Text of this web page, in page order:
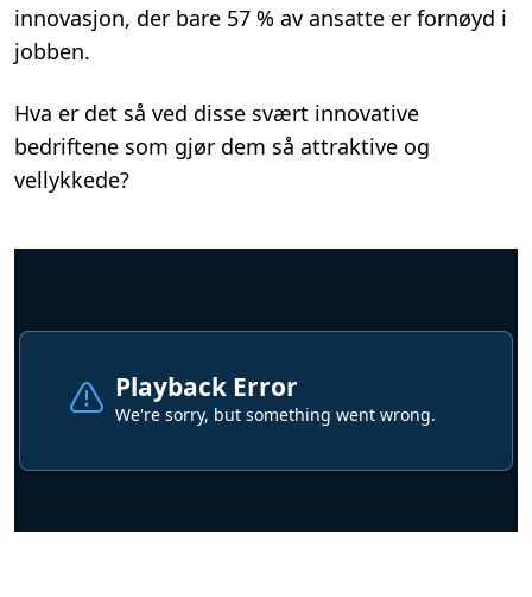
innovasjon, der bare 57 % av ansatte er fornøyd i
jobben.
Hva er det så ved disse svært innovative
bedriftene som gjør dem så attraktive og
vellykkede?